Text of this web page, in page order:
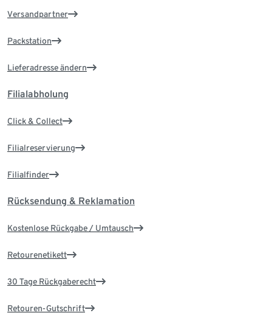
Versandpartner
Packstation
Lieferadresse ändern
Filialabholung
Click & Collect
Filialreservierung
Filialfinder
Rücksendung & Reklamation
Kostenlose Rückgabe / Umtausch
Retourenetikett
30 Tage Rückgaberecht
Retouren-Gutschrift